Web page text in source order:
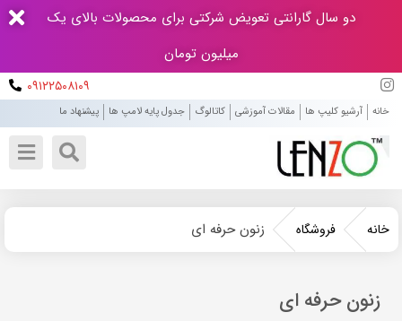
دو سال گارانتی تعویض شرکتی برای محصولات بالای یک
میلیون تومان
۰۹۱۲۲۵۰۸۱۰۹
خانه آرشیو کلیپ ها مقالات آموزشی کاتالوگ جدول پایه لامپ ها پیشنهاد ما
خانه فروشگاه زنون حرفه ای
زنون حرفه ای